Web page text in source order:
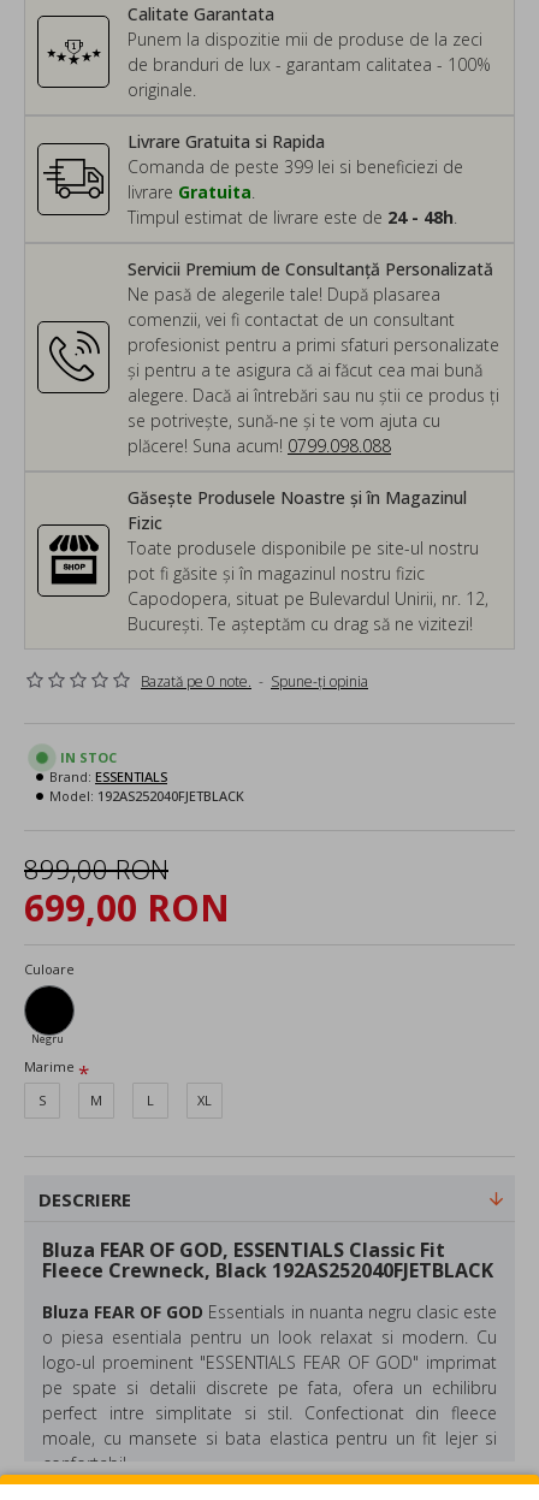
Calitate Garantata
Punem la dispozitie mii de produse de la zeci
de branduri de lux - garantam calitatea - 100%
originale.
Servicii Premium de Consultanță Personalizată
Ne pasă de alegerile tale! După plasarea
comenzii, vei fi contactat de un consultant
profesionist pentru a primi sfaturi personalizate
și pentru a te asigura că ai făcut cea mai bună
alegere. Dacă ai întrebări sau nu știi ce produs ți
se potrivește, sună-ne și te vom ajuta cu
plăcere! Suna acum! 0799.098.088
Livrare Gratuita si Rapida
Comanda de peste 399 lei si beneficiezi de
livrare Gratuita
Timpul estimat de livrare este de 24 - 48h
Găsește Produsele Noastre și în Magazinul
Fizic
Toate produsele disponibile pe site-ul nostru
pot fi găsite și în magazinul nostru fizic
Capodopera, situat pe Bulevardul Unirii, nr. 12,
București. Te așteptăm cu drag să ne vizitezi!
Bazată pe 0 note. - Spune-ţi opinia
699,00 RON
899,00 RON
IN STOC
Brand: ESSENTIALS
Model: 192AS252040FJETBLACK
Culoare
Negru
Marime
S
M L XL
DESCRIERE
Bluza FEAR OF GOD, ESSENTIALS Classic Fit
Fleece Crewneck, Black 192AS252040FJETBLACK
Bluza FEAR OF GOD Essentials in nuanta negru clasic este
o piesa esentiala pentru un look relaxat si modern. Cu
logo-ul proeminent "ESSENTIALS FEAR OF GOD" imprimat
pe spate si detalii discrete pe fata, ofera un echilibru
perfect intre simplitate si stil. Confectionat din fleece
moale, cu mansete si bata elastica pentru un fit lejer si
confortabil.